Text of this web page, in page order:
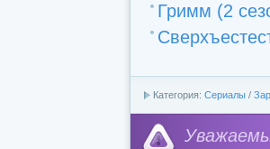
Гримм (2
Категория: Сериалы /